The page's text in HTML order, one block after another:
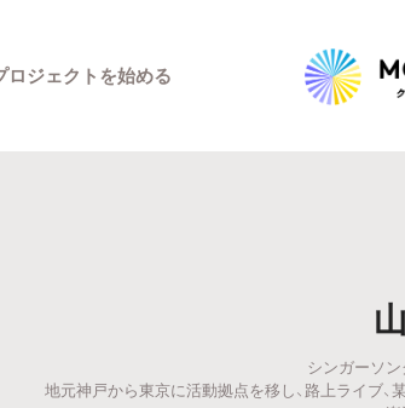
タグから探す キ
ロジェクトを始める
シンガーソン
地元神戸から東京に活動拠点を移し、路上ライブ